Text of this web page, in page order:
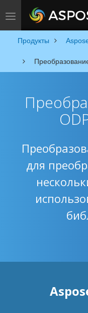
Toggle navigation
Продукты
для